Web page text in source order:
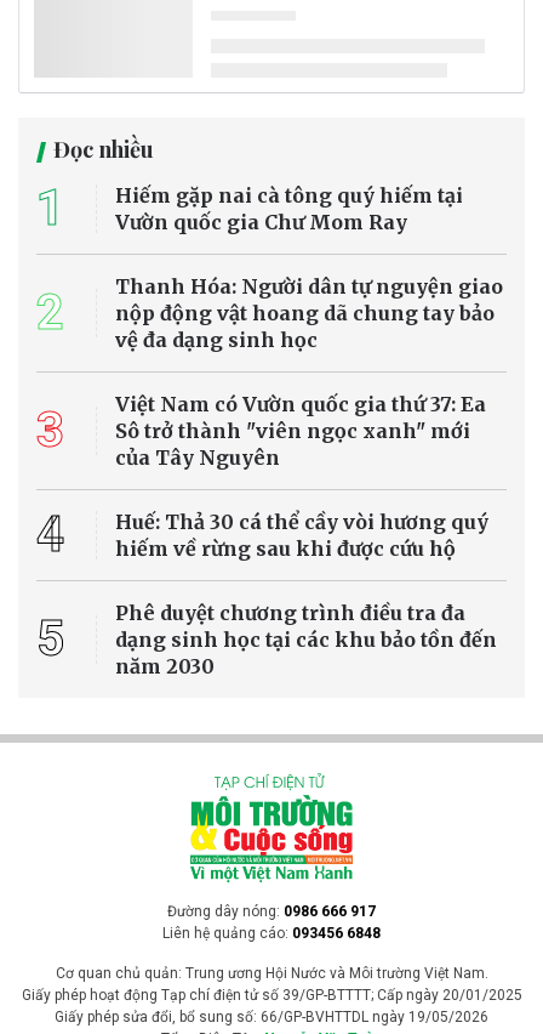
Đọc nhiều
1
Hiếm gặp nai cà tông quý hiếm tại
Vườn quốc gia Chư Mom Ray
2
Thanh Hóa: Người dân tự nguyện giao
nộp động vật hoang dã chung tay bảo
vệ đa dạng sinh học
3
Việt Nam có Vườn quốc gia thứ 37: Ea
Sô trở thành "viên ngọc xanh" mới
của Tây Nguyên
4
Huế: Thả 30 cá thể cầy vòi hương quý
hiếm về rừng sau khi được cứu hộ
5
Phê duyệt chương trình điều tra đa
dạng sinh học tại các khu bảo tồn đến
năm 2030
Đường dây nóng: 0986 666 917
Liên hệ quảng cáo: 093456 6848
Cơ quan chủ quản: Trung ương Hội Nước và Môi trường Việt Nam.
Giấy phép hoạt động Tạp chí điện tử số 39/GP-BTTTT; Cấp ngày 20/01/2025
Giấy phép sửa đổi, bổ sung số: 66/GP-BVHTTDL ngày 19/05/2026